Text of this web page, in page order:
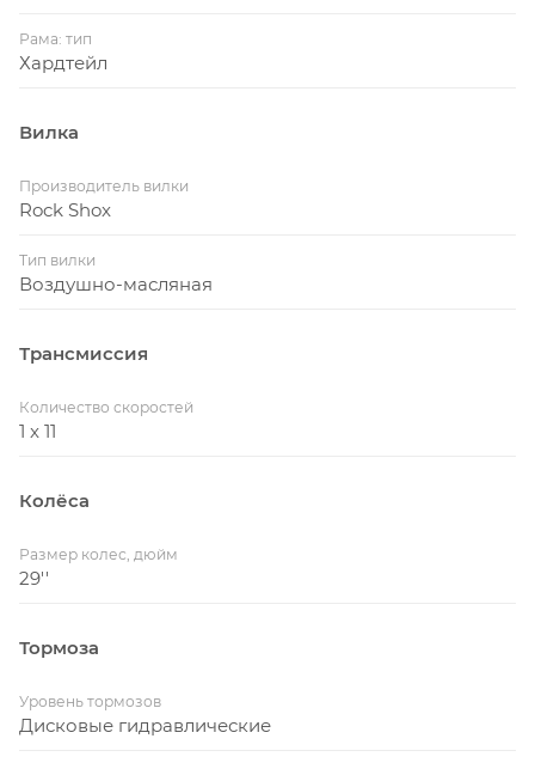
Рама: тип
Хардтейл
Вилка
Производитель вилки
Rock Shox
Тип вилки
Воздушно-масляная
Трансмиссия
Количество скоростей
1 x 11
Колёса
Размер колес, дюйм
29''
Тормоза
Уровень тормозов
Дисковые гидравлические